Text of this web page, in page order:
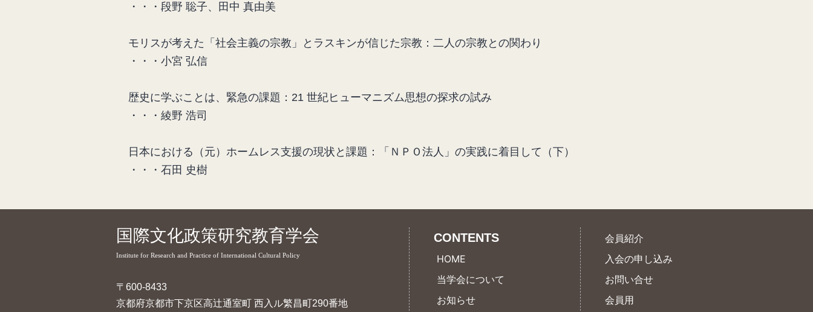
・・・段野 聡子、田中 真由美
モリスが考えた「社会主義の宗教」とラスキンが信じた宗教：二人の宗教との関わり
・・・小宮 弘信
歴史に学ぶことは、緊急の課題：21 世紀ヒューマニズム思想の探求の試み
・・・綾野 浩司
日本における（元）ホームレス支援の現状と課題：「ＮＰＯ法人」の実践に着目して（下）
・・・石田 史樹
国際文化政策研究教育学会
Institute for Research and Practice of International Cultural Policy
〒600-8433
京都府京都市下京区高辻通室町 西入ル繁昌町290番地
CONTENTS
HOME
当学会について
お知らせ
会員紹介
入会の申し込み
お問い合せ
会員用